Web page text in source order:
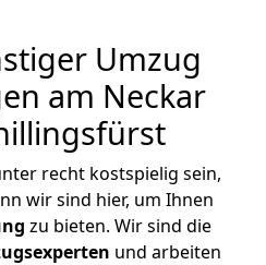
Umzug
am Neckar
recht kostspielig sein,
wir sind hier, um Ihnen
zu bieten. Wir sind die
und arbeiten